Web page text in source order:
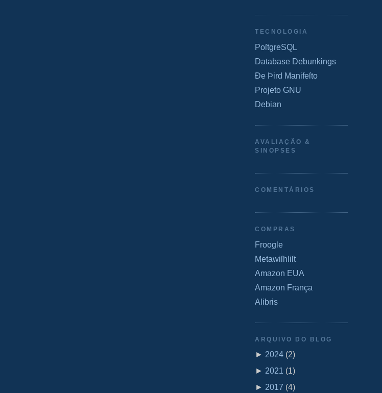
TECNOLOGIA
PoſtgreSQL
Database Debunkings
Ðe Þird Manifeſto
Projeto GNU
Debian
AVALIAÇÃO &
SINOPSES
COMENTÁRIOS
COMPRAS
Froogle
Metawiſhliſt
Amazon EUA
Amazon França
Alibris
ARQUIVO DO BLOG
► 2024 (2)
► 2021 (1)
► 2017 (4)